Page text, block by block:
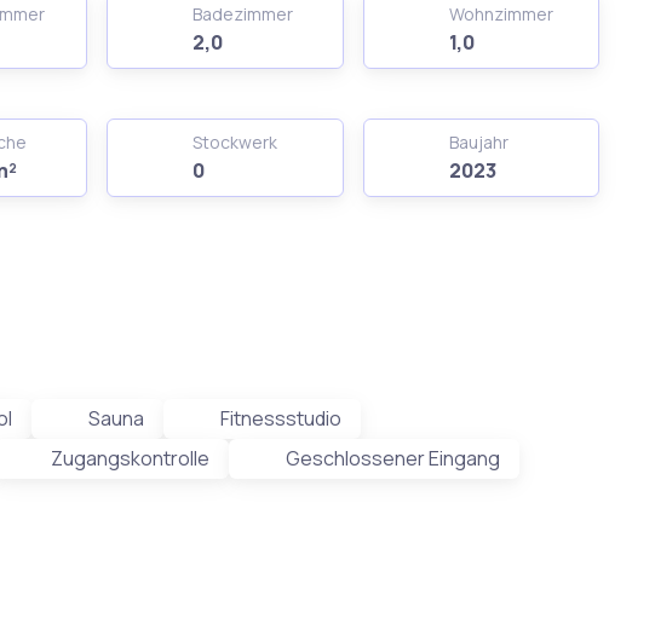
Badezimmer
2,0
Wohnzimmer
1,0
Stockwerk
0
Baujahr
2023
Sauna
Fitnessstudio
Zugangskontrolle
Geschlossener Eingang